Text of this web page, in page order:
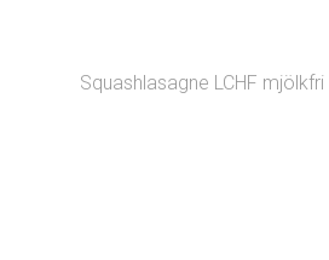
Squashlasagne LCHF mjölkfri